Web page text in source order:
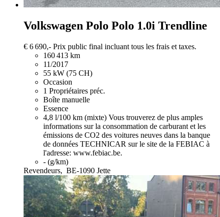
Volkswagen Polo Polo 1.0i Trendline
€ 6 690,- Prix public final incluant tous les frais et taxes.
160 413 km
11/2017
55 kW (75 CH)
Occasion
1 Propriétaires préc.
Boîte manuelle
Essence
4,8 l/100 km (mixte) Vous trouverez de plus amples
informations sur la consommation de carburant et les
émissions de CO2 des voitures neuves dans la banque
de données TECHNICAR sur le site de la FEBIAC à
l'adresse: www.febiac.be.
- (g/km)
Revendeurs, BE-1090 Jette